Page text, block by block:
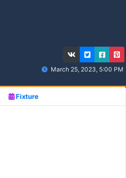
March 25, 2023, 5:00 PM
Fixture